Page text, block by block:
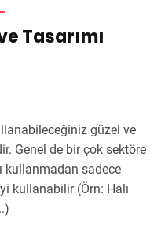
Tasarımı
güzel ve
Genel de bir çok sektöre
kullanmadan sadece
kullanabilir (Örn: Halı